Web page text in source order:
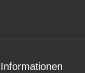
Informationen